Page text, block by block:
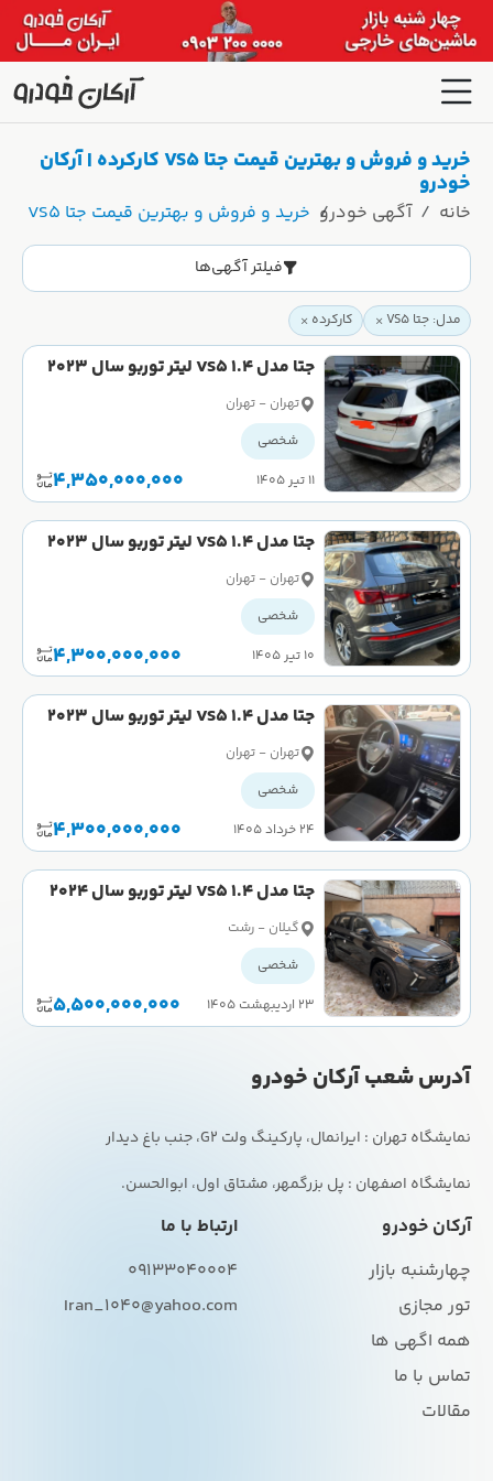
خرید و فروش و بهترین قیمت جتا VS5 کارکرده | آرکان
خودرو
خانه آگهی خودرو خرید و فروش و بهترین قیمت جتا VS5 کارکرده | آرکان خودرو
فیلتر آگهی‌ها
مدل: جتا VS5 کارکرده
جتا مدل VS5 1.4 لیتر توربو سال 2023
کارکرده
تهران - تهران
شخصی
۱۱ تیر ۱۴۰۵
4,350,000,000
جتا مدل VS5 1.4 لیتر توربو سال 2023
کارکرده
تهران - تهران
شخصی
۱۰ تیر ۱۴۰۵
4,300,000,000
جتا مدل VS5 1.4 لیتر توربو سال 2023
کارکرده
تهران - تهران
شخصی
۲۴ خرداد ۱۴۰۵
4,300,000,000
جتا مدل VS5 1.4 لیتر توربو سال 2024
کارکرده
گیلان - رشت
شخصی
۲۳ اردیبهشت ۱۴۰۵
5,500,000,000
آدرس شعب آرکان خودرو
نمایشگاه اصفهان : پل بزرگمهر، مشتاق اول، ابوالحسن.
آرکان خودرو
چهارشنبه بازار
تور مجازی
همه اگهی ها
تماس با ما
مقالات
ارتباط با ما
09133040004
Iran_1040@yahoo.com